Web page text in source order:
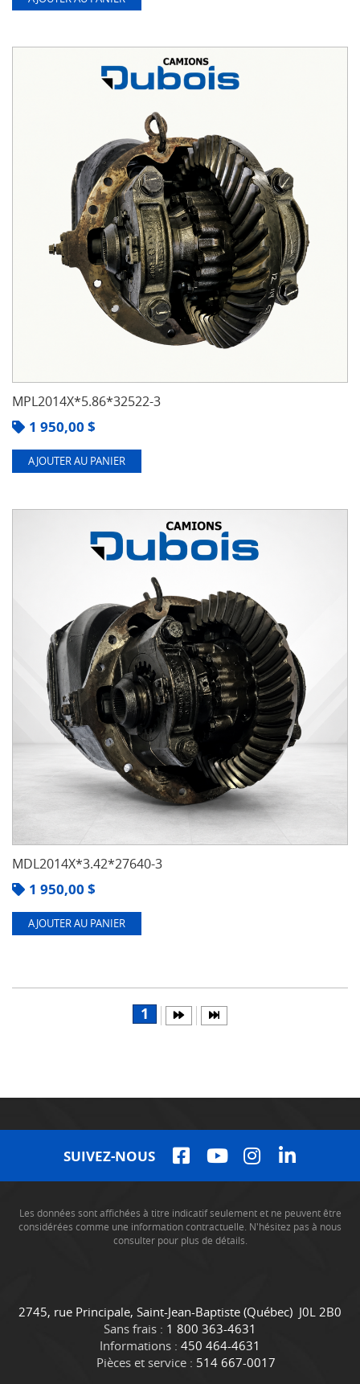
MPL2014X*5.86*32522-3
1 950,00 $
AJOUTER AU PANIER
MDL2014X*3.42*27640-3
1 950,00 $
AJOUTER AU PANIER
1
SUIVEZ-NOUS
Les données sont affichées à titre indicatif seulement et ne peuvent être
considérées comme une information contractuelle. N'hésitez pas à nous
consulter pour plus de détails.
C
o
n
t
C
a
m
i
2745, rue Principale, Saint-Jean-Baptiste (Québec) J0L 2B0
Sans frais : 1 800 363-4631
Informations : 450 464-4631
Pièces et service : 514 667-0017